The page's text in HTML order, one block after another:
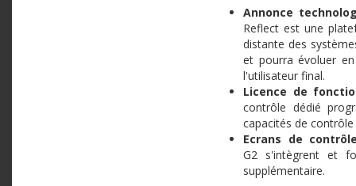
Annonce
Reflect est une
distante des
et pourra évoluer
l'utilisateur final.
Licence de
contrôle dédié
capacités de
Ecrans de
G2 s'intègrent et
supplémentaire.